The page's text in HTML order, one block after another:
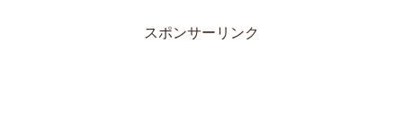
スポンサーリンク